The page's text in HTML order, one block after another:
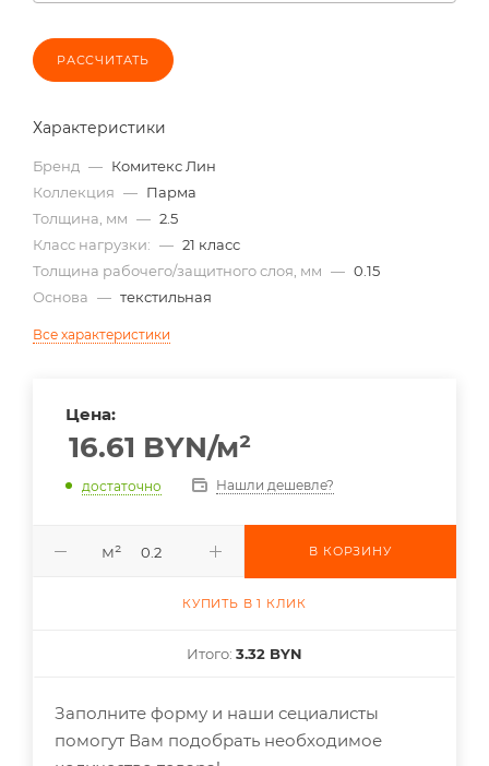
РАССЧИТАТЬ
Характеристики
Бренд — Комитекс Лин
Коллекция — Парма
Толщина, мм — 2.5
Класс нагрузки: — 21 класс
Толщина рабочего/защитного слоя, мм — 0.15
Основа — текстильная
Все характеристики
Цена:
16.61 BYN/м²
достаточно Нашли дешевле?
м² В КОРЗИНУ
КУПИТЬ В 1 КЛИК
Итого: 3.32 BYN
Заполните форму и наши сециалисты
помогут Вам подобрать необходимое